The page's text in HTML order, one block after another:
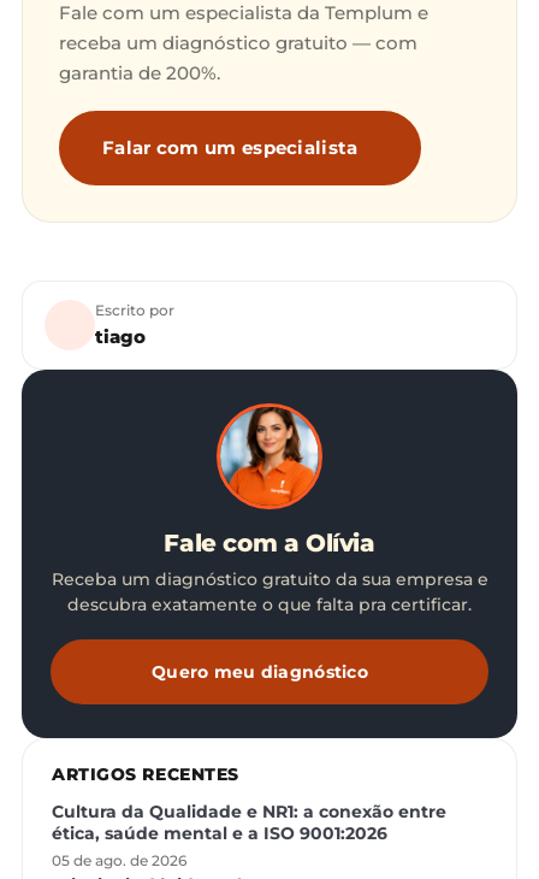
Fale com um especialista da Templum e
receba um diagnóstico gratuito — com
garantia de 200%.
Falar com um especialista
Escrito por
tiago
Fale com a Olívia
Receba um diagnóstico gratuito da sua empresa e
descubra exatamente o que falta pra certificar.
Quero meu diagnóstico
ARTIGOS RECENTES
Cultura da Qualidade e NR1: a conexão entre
ética, saúde mental e a ISO 9001:2026
05 de ago. de 2026